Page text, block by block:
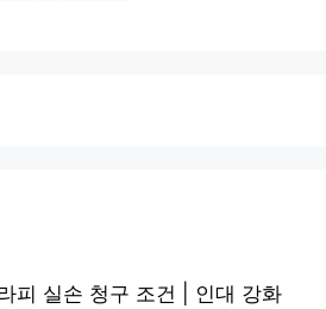
피 실손 청구 조건 | 인대 강화